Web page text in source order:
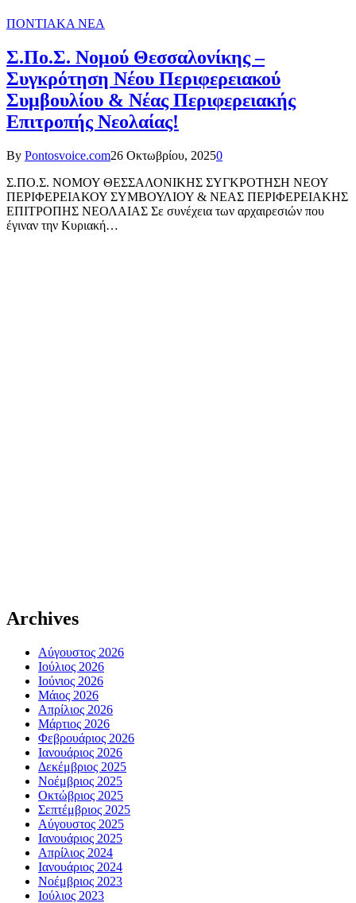
ΠΟΝΤΙΑΚΑ ΝΕΑ
Σ.Πο.Σ. Νομού Θεσσαλονίκης –
Συγκρότηση Νέου Περιφερειακού
Συμβουλίου & Νέας Περιφερειακής
Επιτροπής Νεολαίας!
By Pontosvoice.com26 Οκτωβρίου, 20250
Σ.ΠΟ.Σ. ΝΟΜΟΥ ΘΕΣΣΑΛΟΝΙΚΗΣ ΣΥΓΚΡΟΤΗΣΗ ΝΕΟΥ
ΠΕΡΙΦΕΡΕΙΑΚΟΥ ΣΥΜΒΟΥΛΙΟΥ & ΝΕΑΣ ΠΕΡΙΦΕΡΕΙΑΚΗΣ
ΕΠΙΤΡΟΠΗΣ ΝΕΟΛΑΙΑΣ Σε συνέχεια των αρχαιρεσιών που
έγιναν την Κυριακή…
Archives
Αύγουστος 2026
Ιούλιος 2026
Ιούνιος 2026
Μάιος 2026
Απρίλιος 2026
Μάρτιος 2026
Φεβρουάριος 2026
Ιανουάριος 2026
Δεκέμβριος 2025
Νοέμβριος 2025
Οκτώβριος 2025
Σεπτέμβριος 2025
Αύγουστος 2025
Ιανουάριος 2025
Απρίλιος 2024
Ιανουάριος 2024
Νοέμβριος 2023
Ιούλιος 2023